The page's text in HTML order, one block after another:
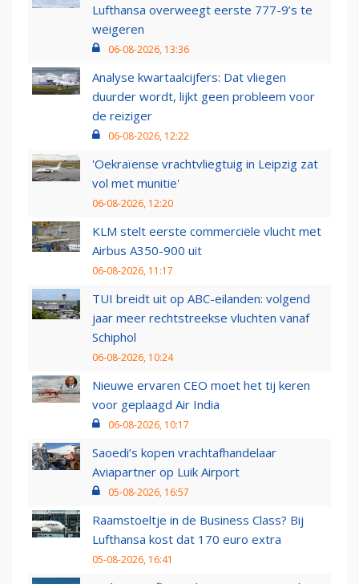
Lufthansa overweegt eerste 777-9’s te
weigeren
06-08-2026, 13:36
Analyse kwartaalcijfers: Dat vliegen
duurder wordt, lijkt geen probleem voor
de reiziger
06-08-2026, 12:22
'Oekraïense vrachtvliegtuig in Leipzig zat
vol met munitie'
06-08-2026, 12:20
KLM stelt eerste commerciële vlucht met
Airbus A350-900 uit
06-08-2026, 11:17
TUI breidt uit op ABC-eilanden: volgend
jaar meer rechtstreekse vluchten vanaf
Schiphol
06-08-2026, 10:24
Nieuwe ervaren CEO moet het tij keren
voor geplaagd Air India
06-08-2026, 10:17
Saoedi’s kopen vrachtafhandelaar
Aviapartner op Luik Airport
05-08-2026, 16:57
Raamstoeltje in de Business Class? Bij
Lufthansa kost dat 170 euro extra
05-08-2026, 16:41